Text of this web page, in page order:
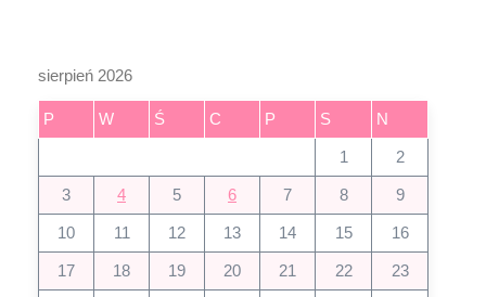
sierpień 2026
P W Ś C P S N
1 2
3 4 5 6 7 8 9
10 11 12 13 14 15 16
17 18 19 20 21 22 23